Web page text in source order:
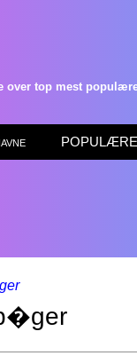
over top mest
POPULÆRE